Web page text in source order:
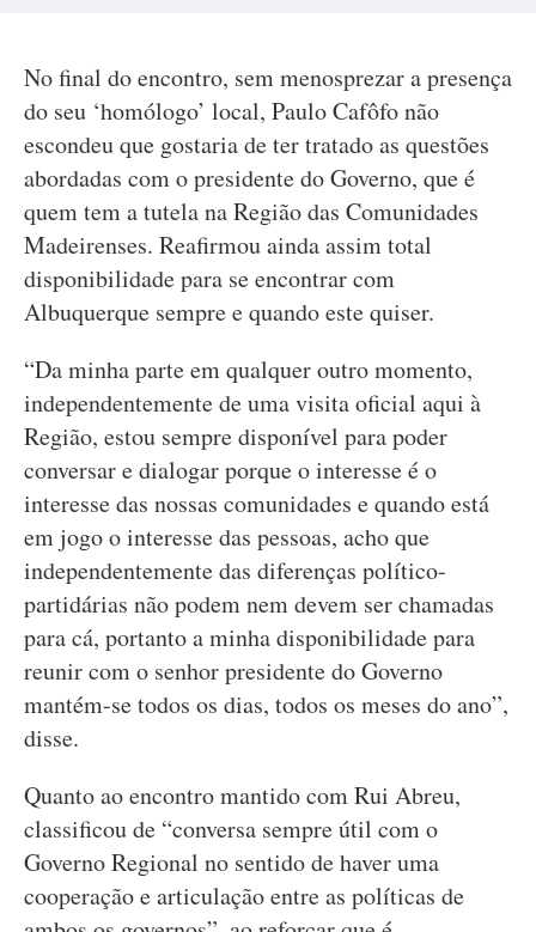
No final do encontro, sem menosprezar a presença
do seu ‘homólogo’ local, Paulo Cafôfo não
escondeu que gostaria de ter tratado as questões
abordadas com o presidente do Governo, que é
quem tem a tutela na Região das Comunidades
Madeirenses. Reafirmou ainda assim total
disponibilidade para se encontrar com
Albuquerque sempre e quando este quiser.
“Da minha parte em qualquer outro momento,
independentemente de uma visita oficial aqui à
Região, estou sempre disponível para poder
conversar e dialogar porque o interesse é o
interesse das nossas comunidades e quando está
em jogo o interesse das pessoas, acho que
independentemente das diferenças político-
partidárias não podem nem devem ser chamadas
para cá, portanto a minha disponibilidade para
reunir com o senhor presidente do Governo
mantém-se todos os dias, todos os meses do ano”,
disse.
Quanto ao encontro mantido com Rui Abreu,
classificou de “conversa sempre útil com o
Governo Regional no sentido de haver uma
cooperação e articulação entre as políticas de